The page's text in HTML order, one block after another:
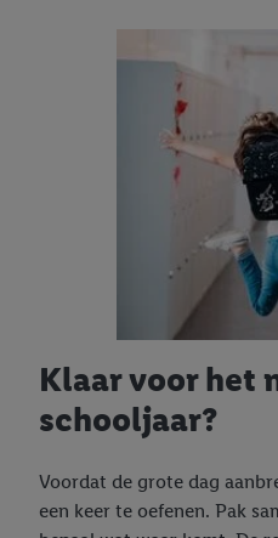
Klaar voor het
schooljaar?
Voordat de grote dag
een keer te oefenen. Pak